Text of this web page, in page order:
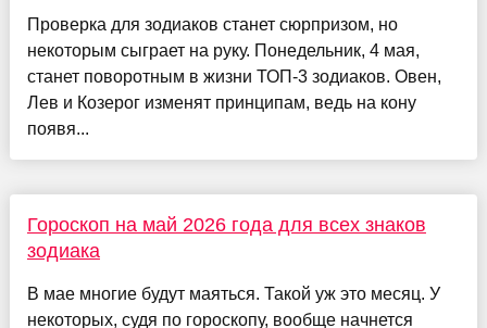
Проверка для зодиаков станет сюрпризом, но
некоторым сыграет на руку. Понедельник, 4 мая,
станет поворотным в жизни ТОП-3 зодиаков. Овен,
Лев и Козерог изменят принципам, ведь на кону
появя...
Гороскоп на май 2026 года для всех знаков
зодиака
В мае многие будут маяться. Такой уж это месяц. У
некоторых, судя по гороскопу, вообще начнется